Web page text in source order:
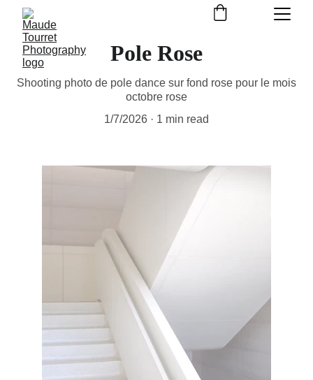
Pole Rose
Shooting photo de pole dance sur fond rose pour le mois
octobre rose
1/7/2026
1 min read